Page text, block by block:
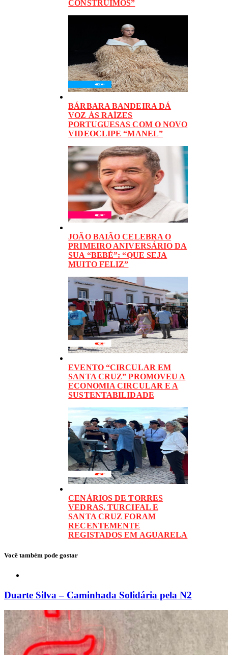
CONSTRUÍMOS”
BÁRBARA BANDEIRA DÁ
VOZ ÀS RAÍZES
PORTUGUESAS COM O NOVO
VIDEOCLIPE “MANEL”
JOÃO BAIÃO CELEBRA O
PRIMEIRO ANIVERSÁRIO DA
SUA “BEBÉ”: “QUE SEJA
MUITO FELIZ”
EVENTO “CIRCULAR EM
SANTA CRUZ” PROMOVEU A
ECONOMIA CIRCULAR E A
SUSTENTABILIDADE
CENÁRIOS DE TORRES
VEDRAS, TURCIFAL E
SANTA CRUZ FORAM
RECENTEMENTE
REGISTADOS EM AGUARELA
Você também pode gostar
Duarte Silva – Caminhada Solidária pela N2